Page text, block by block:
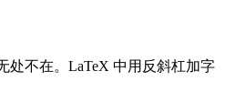
处不在。LaTeX 中用反斜杠加字